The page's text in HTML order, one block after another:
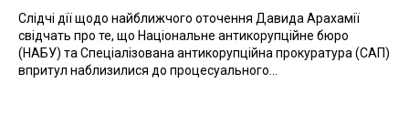
Слідчі дії щодо найближчого оточення Давида Арахамії
свідчать про те, що Національне антикорупційне бюро
(НАБУ) та Спеціалізована антикорупційна прокуратура (САП)
впритул наблизилися до процесуального...